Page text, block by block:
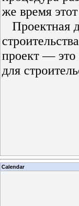
же время
Проектная
проект — это
для
Calendar